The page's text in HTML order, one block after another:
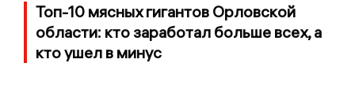
Топ-10 мясных гигантов Орловской
области: кто заработал больше всех, а
кто ушел в минус